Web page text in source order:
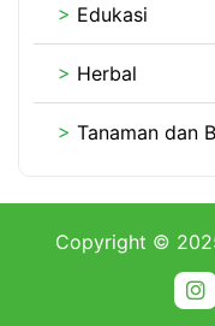
> Edukasi
> Herbal
> Tanaman dan
Copyright ©